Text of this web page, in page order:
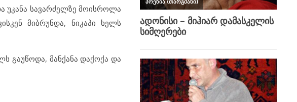
უკანა სავარძელზე მოისროლა
მიბრუნდა, ნიკაპი ხელს
გაუწოდა, მანქანა დაქოქა და